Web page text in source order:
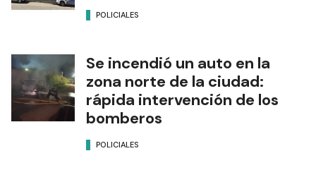
POLICIALES
Se incendió un auto en la
zona norte de la ciudad:
rápida intervención de los
bomberos
POLICIALES